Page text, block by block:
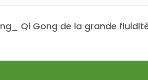
Qi Gong de la grande